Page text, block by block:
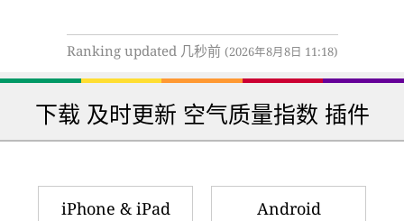
Ranking updated 几秒前 (2026年8月8日 11:18)
下载 及时更新 空气质量指数 插件
iPhone & iPad Android